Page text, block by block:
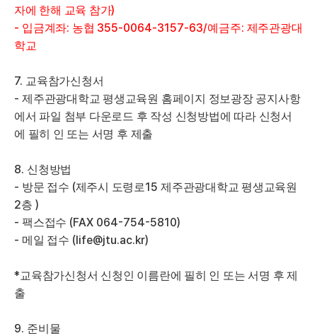
자에 한해 교육 참가)
- 입금계좌: 농협 355-0064-3157-63/예금주: 제주관광대
학교
7. 교육참가신청서
- 제주관광대학교 평생교육원 홈페이지 정보광장 공지사항
에서 파일 첨부 다운로드 후 작성 신청방법에 따라 신청서
에 필히 인 또는 서명 후 제출
8. 신청방법
- 방문 접수 (제주시 도령로15 제주관광대학교 평생교육원
2층 )
- 팩스접수 (FAX 064-754-5810)
- 메일 접수 (life@jtu.ac.kr)
*교육참가신청서 신청인 이름란에 필히 인 또는 서명 후 제
출
9. 준비물